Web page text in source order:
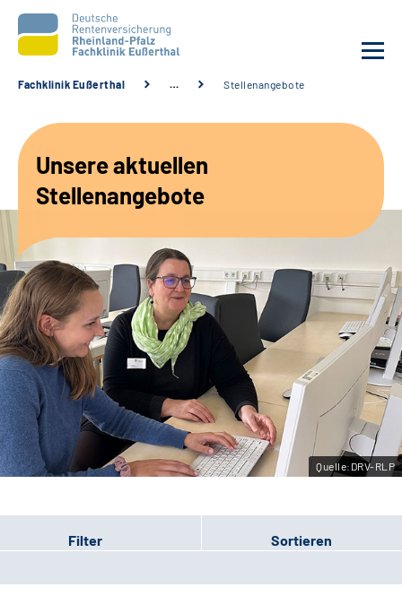
Unsere Angebote
Karriere
Beratungsstellen &
Zuweisende
Suche
Leichte Sprache
Gebärdensprache
Fachklinik Eußerthal … Stellenangebote
Unsere aktuellen
Stellenangebote
Quelle:DRV-RLP
Filter Sortieren